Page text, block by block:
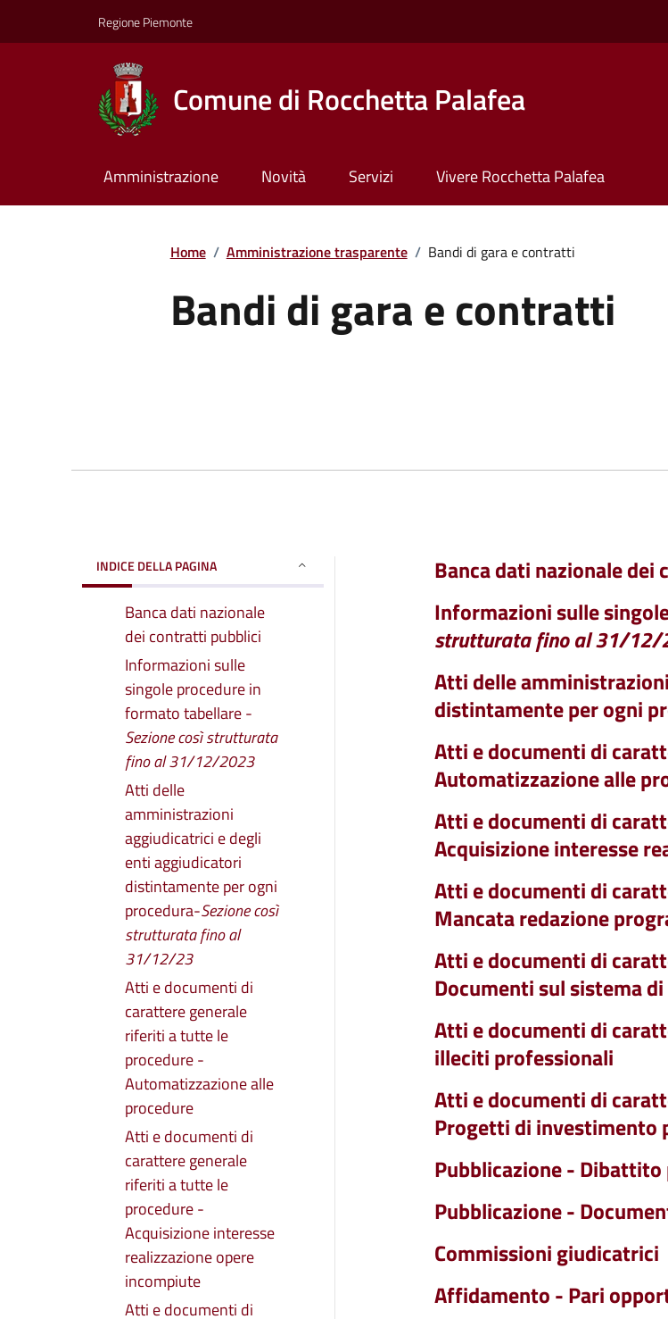
Regione Piemonte
Comune di Rocchetta Palafea
Amministrazione Novità Servizi Vivere Rocchetta Palafea
Home / Amministrazione trasparente / Bandi di gara e contratti
Bandi di gara e contratti
INDICE DELLA PAGINA
Banca dati nazionale
dei contratti pubblici
Informazioni sulle
singole procedure in
formato tabellare -
Sezione così strutturata
fino al 31/12/2023
Atti delle
amministrazioni
aggiudicatrici e degli
enti aggiudicatori
distintamente per ogni
procedura-Sezione così
strutturata fino al
31/12/23
Atti e documenti di
carattere generale
riferiti a tutte le
procedure -
Automatizzazione alle
procedure
Atti e documenti di
carattere generale
riferiti a tutte le
procedure -
Acquisizione interesse
realizzazione opere
incompiute
Atti e documenti di
Banca dati nazionale
Informazioni sulle
strutturata fino al 31/12/
Atti delle
distintamente per ogni
Atti e documenti di
Automatizzazione alle
Atti e documenti di
Acquisizione interesse
Atti e documenti di
Mancata redazione
Atti e documenti di
Documenti sul sistema
Atti e documenti di
illeciti professionali
Atti e documenti di
Progetti di investimento
Pubblicazione - Dibattito
Pubblicazione -
Commissioni giudicatrici
Affidamento - Pari